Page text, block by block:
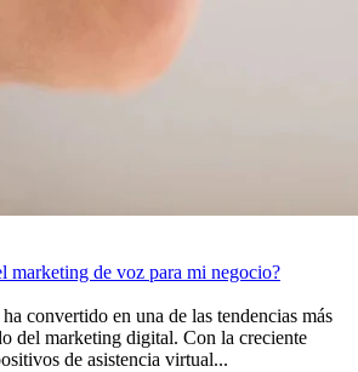
marketing de voz para mi negocio?
convertido en una de las tendencias más
del marketing digital. Con la creciente
de asistencia virtual...